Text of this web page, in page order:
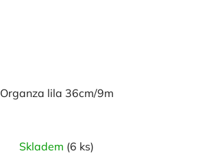
Organza lila 36cm/9m
hodnocení
Skladem (6 ks)